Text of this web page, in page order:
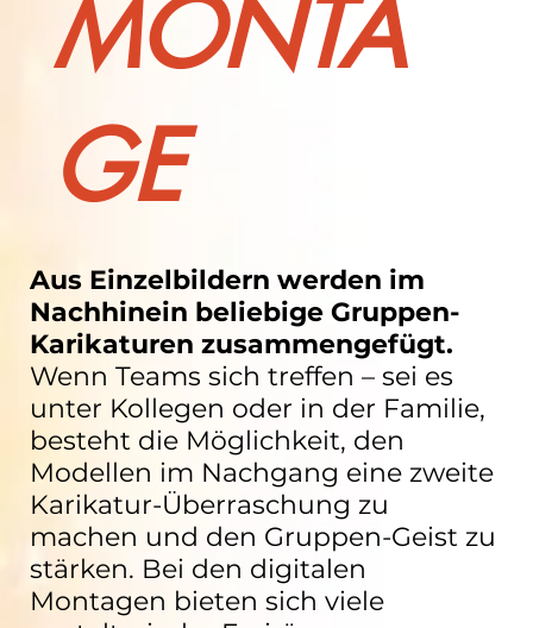
MONTA
GE
Aus Einzelbildern werden im
Nachhinein beliebige Gruppen-
Karikaturen zusammengefügt.
Wenn Teams sich treffen – sei es
unter Kollegen oder in der Familie,
besteht die Möglichkeit, den
Modellen im Nachgang eine zweite
Karikatur-Überraschung zu
machen und den Gruppen-Geist zu
stärken. Bei den digitalen
Montagen bieten sich viele